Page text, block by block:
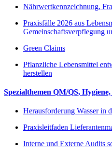
Nährwertkennzeichnung,
Praxisfälle 2026 aus
Gemeinschaftsverpflegung
Green Claims
Pflanzliche Lebensmittel
herstellen
Spezialthemen QM/QS,
Herausforderung Wasser in
Praxisleitfaden
Interne und Externe Audits